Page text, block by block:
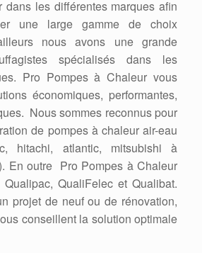
dans les différentes marques afin
une large gamme de choix
nous avons une grande
spécialisés dans les
Pro Pompes à Chaleur vous
économiques, performantes,
Nous sommes reconnus pour
de pompes à chaleur air-eau
hitachi, atlantic, mitsubishi à
En outre Pro Pompes à Chaleur
QualiFelec et Qualibat.
projet de neuf ou de rénovation,
conseillent la solution optimale